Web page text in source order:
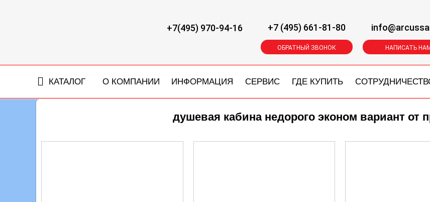
+7(495) 970-94-16 +7 (495) 661-81-80
ОБРАТНЫЙ ЗВОНОК НАПИСАТЬ НАМ
КАТАЛОГ О КОМПАНИИ ИНФОРМАЦИЯ СЕРВИС ГДЕ КУПИТЬ
душевая кабина недорого эконом вариант от